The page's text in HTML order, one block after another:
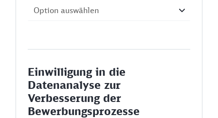
Einwilligung in die
Datenanalyse zur
Verbesserung der
Bewerbungsprozesse